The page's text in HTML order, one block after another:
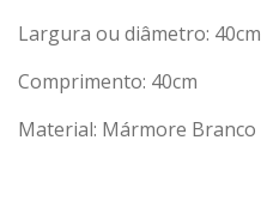
Largura ou diâmetro: 40cm
Comprimento: 40cm
Material: Mármore Branco